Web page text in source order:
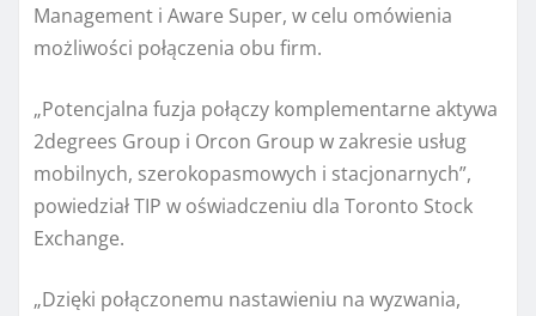
Management i Aware Super, w celu omówienia
możliwości połączenia obu firm.
„Potencjalna fuzja połączy komplementarne aktywa
2degrees Group i Orcon Group w zakresie usług
mobilnych, szerokopasmowych i stacjonarnych”,
powiedział TIP w oświadczeniu dla Toronto Stock
Exchange.
„Dzięki połączonemu nastawieniu na wyzwania,